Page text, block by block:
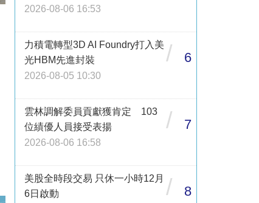
2026-08-06 16:53
力積電轉型3D AI Foundry打入美
光HBM先進封裝
2026-08-05 10:30
/ 6
雲林調解委員貢獻獲肯定 103
位績優人員接受表揚
2026-08-06 16:58
/ 7
美股全時段交易 只休一小時12月
6日啟動
/ 8